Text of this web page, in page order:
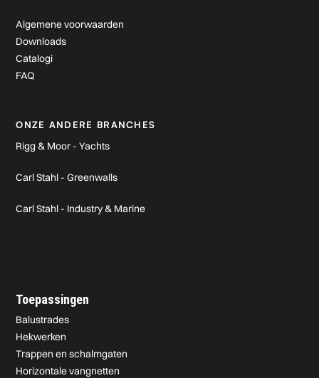
Algemene voorwaarden
Downloads
Catalogi
FAQ
ONZE ANDERE BRANCHES
Rigg & Moor - Yachts
Carl Stahl - Greenwalls
Carl Stahl - Industry & Marine
Toepassingen
Balustrades
Hekwerken
Trappen en schalmgaten
Horizontale vangnetten